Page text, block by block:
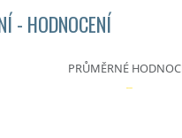
- HODNOCENÍ
PRŮMĚRNÉ